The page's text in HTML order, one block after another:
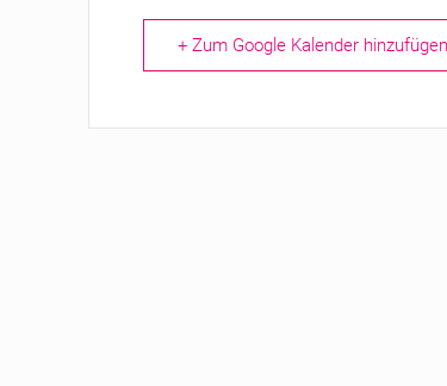
+ Zum Google Kalender hinzufügen